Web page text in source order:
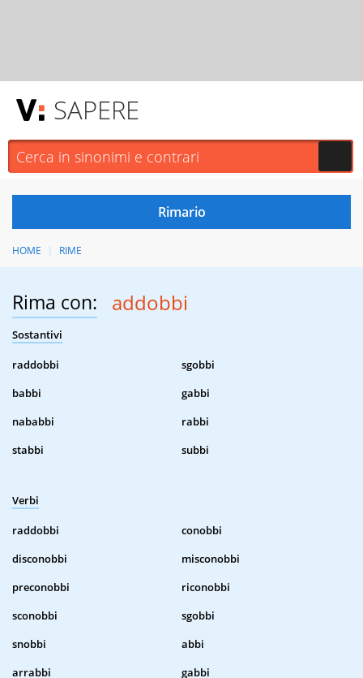
SAPERE
HOME RIME
Rima con: addobbi
Sostantivi
raddobbi
sgobbi
babbi
gabbi
nababbi
rabbi
stabbi
subbi
Verbi
raddobbi
conobbi
disconobbi
misconobbi
preconobbi
riconobbi
sconobbi
sgobbi
snobbi
abbi
arrabbi
gabbi